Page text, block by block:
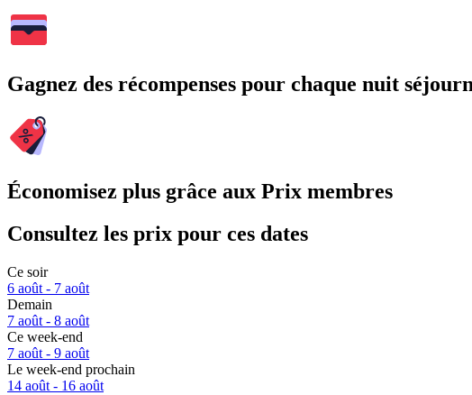
Gagnez des récompenses pour chaque nuit
Économisez plus grâce aux Prix membres
Consultez les prix pour ces dates
Ce soir
6 août - 7 août
Demain
7 août - 8 août
Ce week-end
7 août - 9 août
Le week-end prochain
14 août - 16 août